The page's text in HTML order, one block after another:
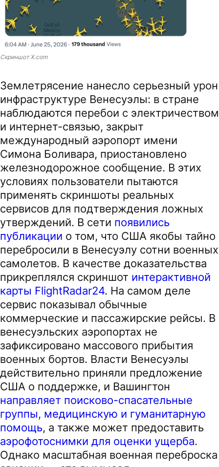
Скриншот X.com
Землетрясение нанесло серьезный урон
инфраструктуре Венесуэлы: в стране
наблюдаются перебои с электричеством
и интернет-связью, закрыт
международный аэропорт имени
Симона Боливара, приостановлено
железнодорожное сообщение. В этих
условиях пользователи пытаются
применять скриншоты реальных
сервисов для подтверждения ложных
утверждений. В сети появились
публикации о том, что США якобы тайно
перебросили в Венесуэлу сотни военных
самолетов. В качестве доказательства
прикреплялся скриншот интерактивной
карты FlightRadar24. На самом деле
сервис показывал обычные
коммерческие и пассажирские рейсы. В
венесуэльских аэропортах не
зафиксировано массового прибытия
военных бортов. Власти Венесуэлы
действительно приняли предложение
США о поддержке, и Вашингтон
направляет поисково-спасательные
группы, медицинскую и гуманитарную
помощь, а также может предоставить
аэрофотоснимки для оценки ущерба.
Однако масштабная военная переброска